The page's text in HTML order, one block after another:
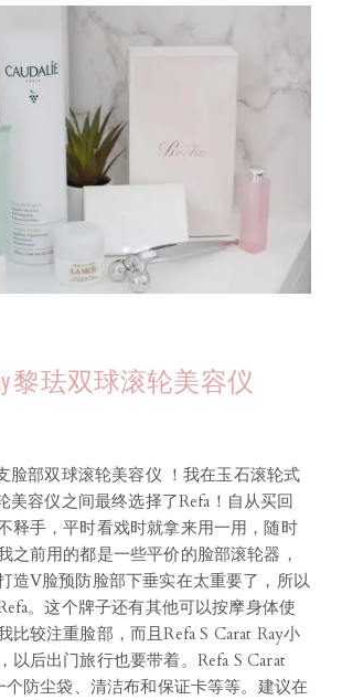
Ray 黎珐双球滚轮美容仪
脸部双球滚轮美容仪 ！我在玉石滚轮式
美容仪之间最终选择了Refa！自从买回
释手，平时看戏时就拿来用一用，随时
之前用的都是一些平价的脸部滚轮器，
造V脸预防脸部下垂实在太重要了，所以
。这个牌子还有其他可以按摩身体使
比较注重脸部，而且Refa S Carat Ray小
以后出门旅行也要带着。Refa S Carat
个防尘袋、清洁布和保证卡等等。建议在